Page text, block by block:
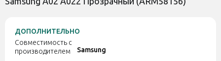
ДОПОЛНИТЕЛЬНО
Совместимость с
производителем
Samsung